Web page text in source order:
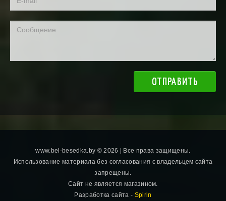
ОТПРАВИТЬ
www.bel-besedka.by ©2026 | Все права защищены.
Использование материала без согласования с владельцем сайта
запрещены.
Сайт не является магазином.
Разработка сайта - Spirin